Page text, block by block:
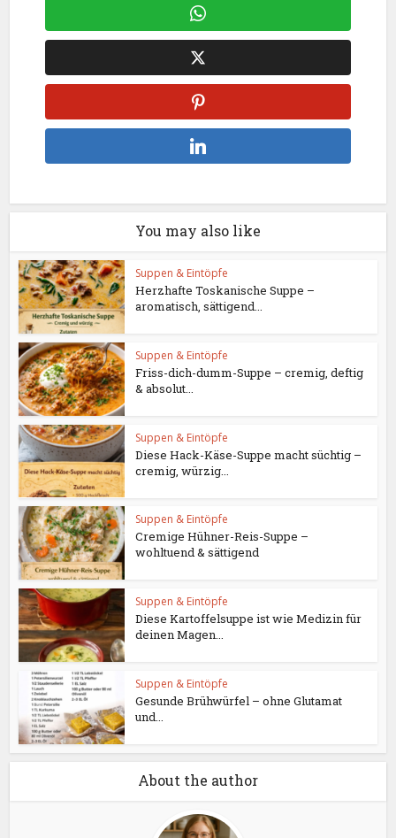
You may also like
Suppen & Eintöpfe
Herzhafte Toskanische Suppe –
aromatisch, sättigend...
Suppen & Eintöpfe
Friss-dich-dumm-Suppe – cremig, deftig
& absolut...
Suppen & Eintöpfe
Diese Hack-Käse-Suppe macht süchtig –
cremig, würzig...
Suppen & Eintöpfe
Cremige Hühner-Reis-Suppe –
wohltuend & sättigend
Suppen & Eintöpfe
Diese Kartoffelsuppe ist wie Medizin für
deinen Magen...
Suppen & Eintöpfe
Gesunde Brühwürfel – ohne Glutamat
und...
About the author